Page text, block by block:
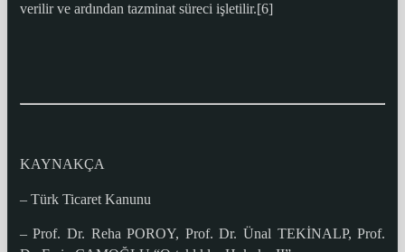
verilir ve ardından tazminat süreci işletilir.[6]
KAYNAKÇA
– Türk Ticaret Kanunu
– Prof. Dr. Reha POROY, Prof. Dr. Ünal TEKİNALP, Prof.